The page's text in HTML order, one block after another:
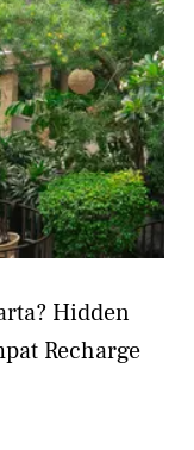
Hidden
Recharge